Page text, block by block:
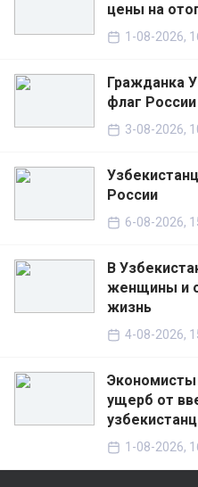
цены на
1-08-2026,
Гражданка
флаг
3-08-2026,
России
6-08-2026,
В
женщины и
жизнь
4-08-2026,
ущерб от
1-08-2026,